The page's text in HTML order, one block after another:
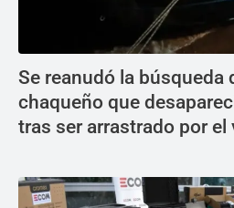
Se reanudó la búsqueda
chaqueño que
tras ser arrastrado por el